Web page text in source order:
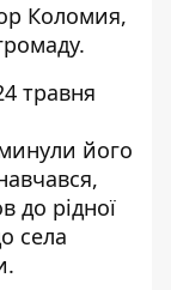
Коломия,
.
травня
його
до рідної
села